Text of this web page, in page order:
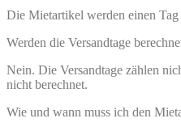
Die Mietartikel werden einen
Werden die Versandtage
Nein. Die Versandtage zählen
nicht berechnet.
Wie und wann muss ich den